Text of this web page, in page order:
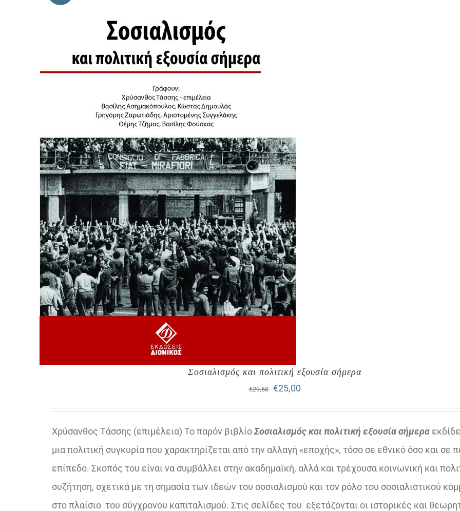
Σοσιαλισμός και πολιτική εξουσία σήμερα
€29,68
Original
price
€29,68.
€25,00Η
τρέχουσα
τιμή
€25,00.
Χρύσανθος Τάσσης (επιμέλεια) Το παρόν βιβλίοΣοσιαλισμός και πολιτική εξουσία σήμερα
μια πολιτική συγκυρία που χαρακτηρίζεται από την αλλαγή «εποχής», τόσο σε εθνικό όσο και σε
επίπεδο. Σκοπός του είναι να συμβάλλει στην ακαδημαϊκή, αλλά και τρέχουσα κοινωνική και
συζήτηση, σχετικά με τη σημασία των ιδεών του σοσιαλισμού και τον ρόλο του σοσιαλιστικού
στο πλαίσιο του σύγχρονου καπιταλισμού. Στις σελίδες του εξετάζονται οι ιστορικές και